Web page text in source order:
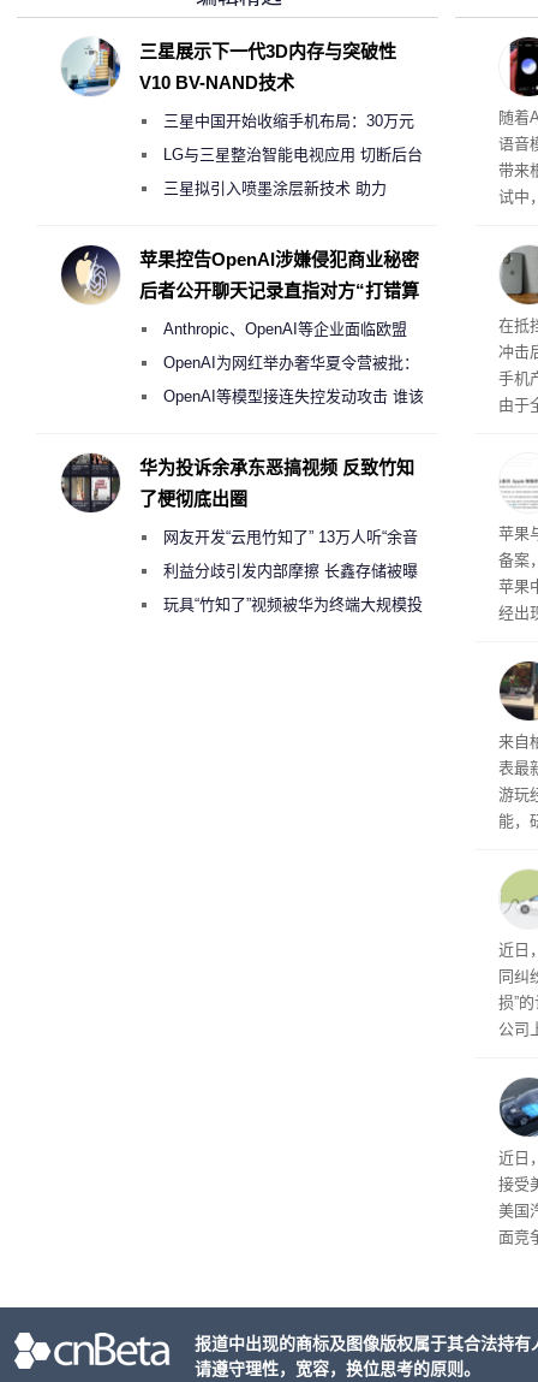
理”
随着
语音
带来
试中
互
桌面
系
在抵
冲击
手机
由于
前受
保
了
苹果
备案
苹果
经出
内
来自
表最
游玩
能，
训
近日
同纠
损”
公司
事
给
近日
接受
美国
面竞
三星展示下一代3D内存与突破性
V10 BV-NAND技术
三星中国开始收缩手机布局：30万元
月销售额不达标门店 将被逐步清退
LG与三星整治智能电视应用 切断后台
偷偷共享带宽的违规行为
三星拟引入喷墨涂层新技术 助力
度
苹果控告OpenAI涉嫌侵犯商业秘密
后者公开聊天记录直指对方“打错算
Anthropic、OpenAI等企业面临欧盟
《人工智能法案》全新执法权限审查
OpenAI为网红举办奢华夏令营被批：
2000美元一晚 遭讽“反乌托邦”
OpenAI等模型接连失控发动攻击 谁该
华为投诉余承东恶搞视频 反致竹知
了梗彻底出圈
网友开发“云甩竹知了” 13万人听“余音
绕梁”利益分歧引发内部摩擦 长鑫存储被曝
曾将华为驻场工程师驱逐出研发基地
玩具“竹知了”视频被华为终端大规模投
报道中出现的商标及图像版权属于其合法持
请遵守理性，宽容，换位思考的原则。